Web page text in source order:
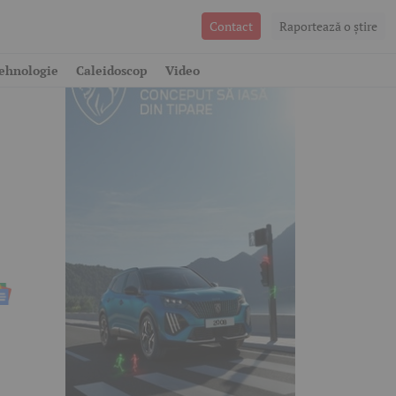
Contact Raportează o ştire
Caleidoscop Video